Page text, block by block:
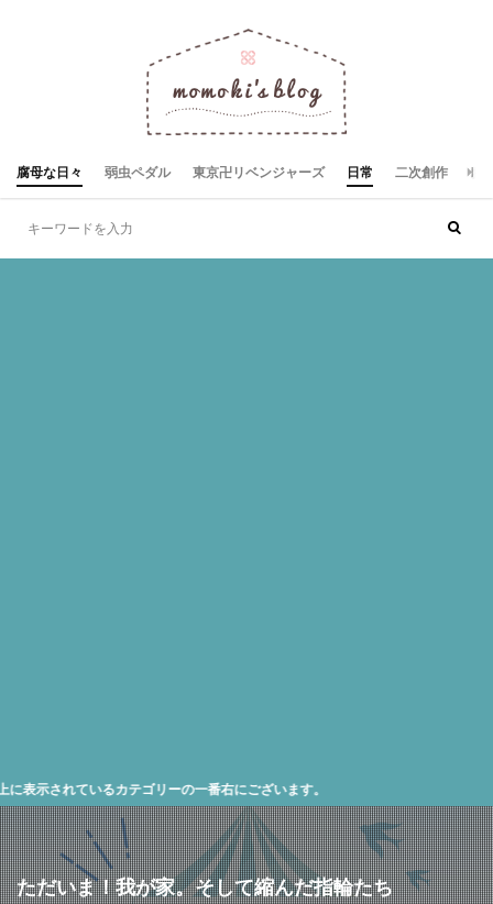
腐母な日々 弱虫ペダル 東京卍リベンジャーズ 日常 二次創作 お
るカテゴリーの一番右にございます。
ただいま！我が家。そして縮んだ指輪たち